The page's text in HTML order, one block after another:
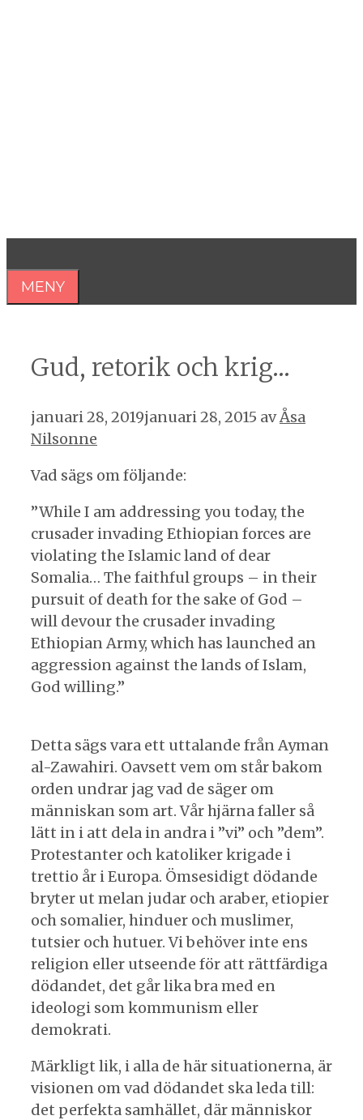
MENY
Gud, retorik och krig…
januari 28, 2019januari 28, 2015 avÅsa
Nilsonne
Vad sägs om följande:
”While I am addressing you today, the
crusader invading Ethiopian forces are
violating the Islamic land of dear
Somalia… The faithful groups – in their
pursuit of death for the sake of God –
will devour the crusader invading
Ethiopian Army, which has launched an
aggression against the lands of Islam,
God willing.”
Detta sägs vara ett uttalande från Ayman
al-Zawahiri. Oavsett vem om står bakom
orden undrar jag vad de säger om
människan som art. Vår hjärna faller så
lätt in i att dela in andra i ”vi” och ”dem”.
Protestanter och katoliker krigade i
trettio år i Europa. Ömsesidigt dödande
bryter ut melan judar och araber, etiopier
och somalier, hinduer och muslimer,
tutsier och hutuer. Vi behöver inte ens
religion eller utseende för att rättfärdiga
dödandet, det går lika bra med en
ideologi som kommunism eller
demokrati.
Märkligt lik, i alla de här situationerna, är
visionen om vad dödandet ska leda till:
det perfekta samhället, där människor